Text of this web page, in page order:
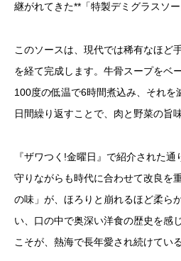
継がれてきた**「特製デミグラスソー
このソースは、現代では稀有なほど
を経て完成します。牛骨スープをベ
100度の低温で6時間煮込み、それを
日間繰り返すことで、肉と野菜の旨
『ザワつく!金曜日』で紹介された
守りながらも時代に合わせて改良を
の味」が、ほろりと崩れるほど柔ら
い、口の中で奥深い洋食の歴史を感
こそが、熱海で長年愛され続けてい